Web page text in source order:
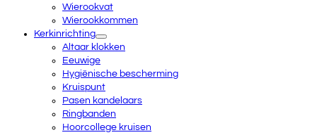
Wierookvat
Wierookkommen
Kerkinrichting
Altaar klokken
Eeuwige
Hygiënische bescherming
Kruispunt
Pasen kandelaars
Ringbanden
Hoorcollege kruisen